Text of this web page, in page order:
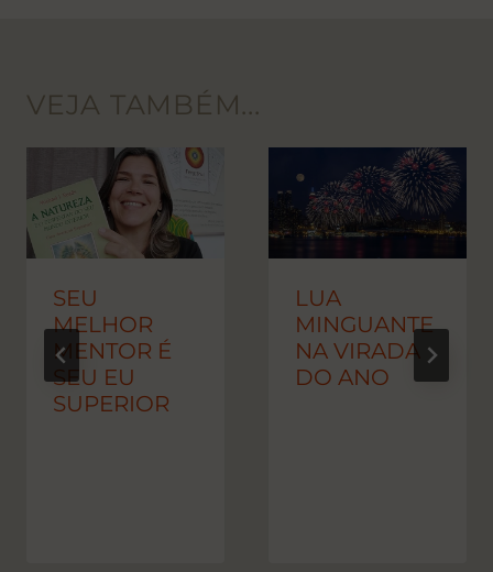
VEJA TAMBÉM...
SEU
MELHOR
MENTOR É
SEU EU
SUPERIOR
LUA
MINGUANTE
NA VIRADA
DO ANO